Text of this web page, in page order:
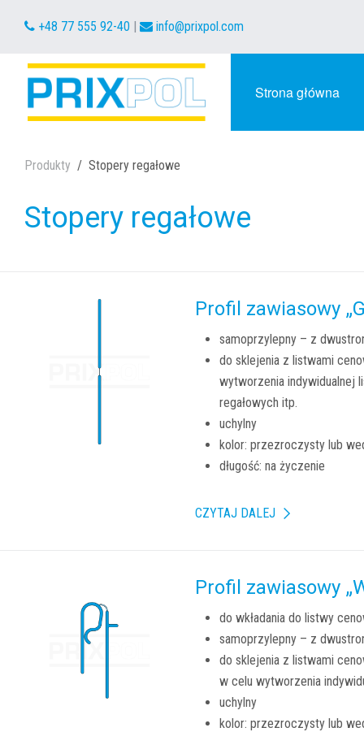
+48 77 555 92-40 | info@prixpol.com
Strona główna
Produkty Stopery regałowe
Stopery regałowe
Profil zawiasowy
samoprzylepny – z
do sklejenia z listwami
wytworzenia indywidualnej
regałowych itp.
uchylny
kolor: przezroczysty lub
długość: na życzenie
CZYTAJ DALEJ
Profil zawiasowy
do wkładania do listwy
samoprzylepny – z
do sklejenia z listwami
w celu wytworzenia
uchylny
kolor: przezroczysty lub